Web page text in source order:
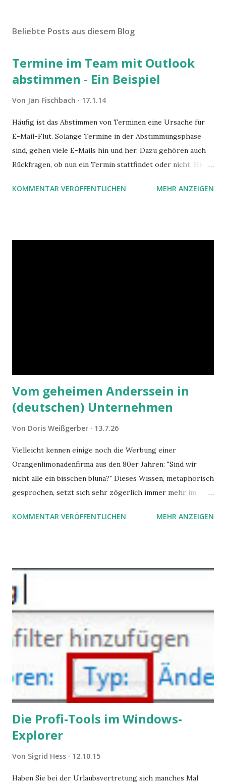
Beliebte Posts aus diesem Blog
Termine im Team mit Outlook
abstimmen - Ein Beispiel
Von Jan Fischbach 17.1.14
Häufig ist das Abstimmen von Terminen eine Ursache für
E-Mail-Flut. Solange Termine in der Abstimmungsphase
sind, gehen viele E-Mails hin und her. Dazu gehören auch
Rückfragen, ob nun ein Termin stattfindet oder nicht. Hier
Hilfe von Outlook.
KOMMENTAR VERÖFFENTLICHEN MEHR ANZEIGEN
Vom geheimen Anderssein in
(deutschen) Unternehmen
Von Doris Weißgerber 13.7.26
Vielleicht kennen einige noch die Werbung einer
Orangenlimonadenfirma aus den 80er Jahren: "Sind wir
nicht alle ein bisschen bluna?" Dieses Wissen, metaphorisch
gesprochen, setzt sich sehr zögerlich immer mehr im
gleich. Im Arbeitskontext kann es zu nicht verstandenen
Angstzuständen ihrer Mitglieder. Dafür könnte es Gründe
geben, die weitgehend noch im Dunkeln zu liegen scheinen.
KOMMENTAR VERÖFFENTLICHEN MEHR ANZEIGEN
Die Profi-Tools im Windows-
Explorer
Von Sigrid Hess 12.10.15
Haben Sie bei der Urlaubsvertretung sich manches Mal